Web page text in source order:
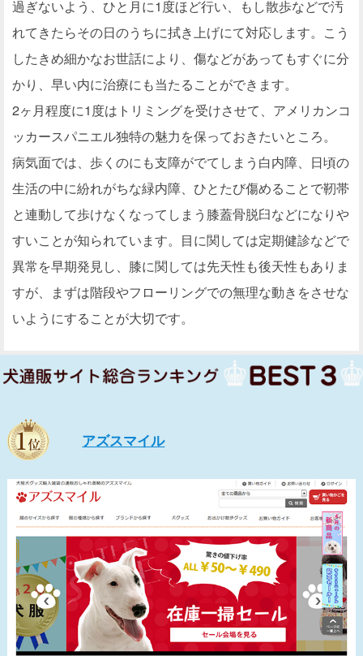
過ぎないよう、ひと月に1度ほど行い、もし散歩などで汚
れてきたらその日のうちに拭き上げにて対応します。こう
したきめ細かなお世話により、傷などがあってもすぐに分
かり、早い内に治療にも当たることができます。
2ヶ月程度に1度はトリミングを受けさせて、アメリカンコ
ッカースパニエル独特の魅力を保っておきたいところ。
病気面では、歩くのにも支障がでてしまう白内障、日頃の
生活の中に紛れがちな緑内障、ひとたび傷めることで靭帯
と連動して歩けなくなってしまう膝蓋骨脱臼などになりや
すいことが知られています。目に関しては定期健診などで
異常を早期発見し、膝に関しては先天性も後天性もありま
すが、まずは階段やフローリングでの無理な動きをさせな
いようにすることが大切です。
アズスマイル